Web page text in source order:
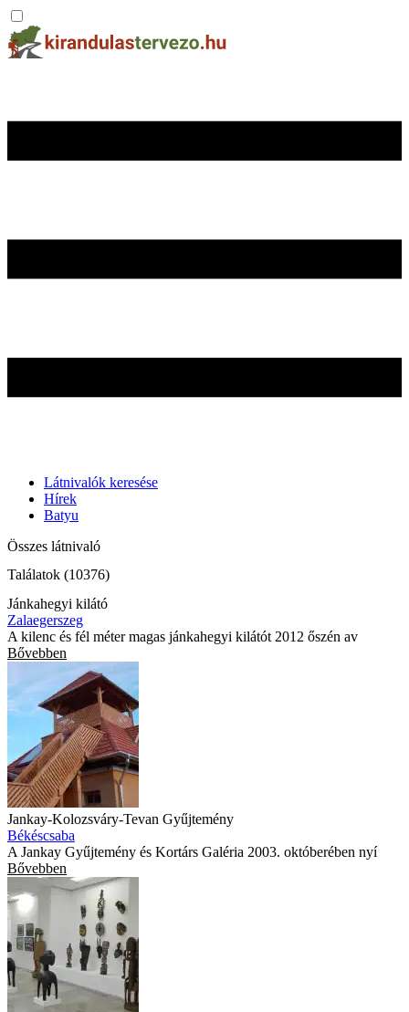
Látnivalók keresése
Hírek
Batyu
Összes látnivaló
Találatok (10376)
Jánkahegyi kilátó
Zalaegerszeg
A kilenc és fél méter magas jánkahegyi kilátót 2012 őszén av
Bővebben
Jankay-Kolozsváry-Tevan Gyűjtemény
Békéscsaba
A Jankay Gyűjtemény és Kortárs Galéria 2003. októberében nyí
Bővebben